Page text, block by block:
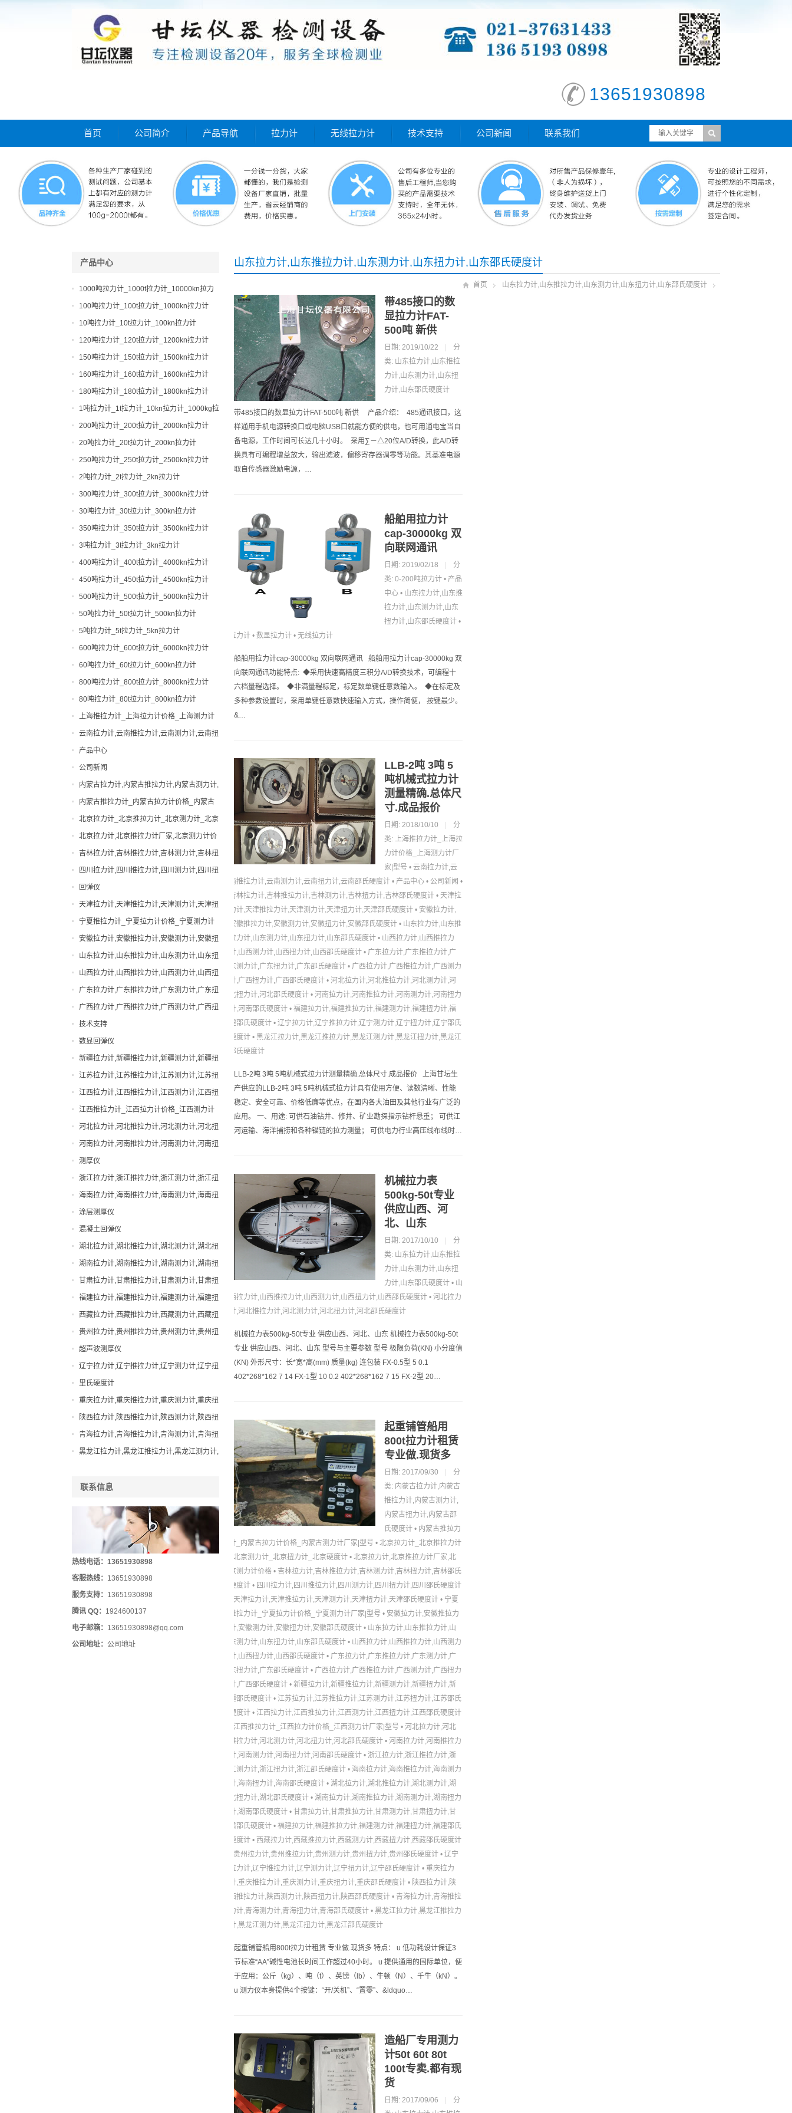
13651930898
首页 公司简介 产品导航 拉力计 无线拉力计 技术支持 公司新闻 联系我们
山东拉力计,山东推拉力计,山东测力计,山东扭力计,山东邵氏硬度计
首页 山东拉力计,山东推拉力计,山东测力计,山东扭力计,山东邵氏硬度计
带485接口的数
显拉力计FAT-
500吨 新供
日期: 2019/10/22 |
分
类: 山东拉力计,山东推拉
力计,山东测力计,山东扭
力计,山东邵氏硬度计
带485接口的数显拉力计FAT-500吨 新供 产品介绍： 485通讯接口，这
样通用手机电源转换口或电脑USB口就能方便的供电，也可用通电宝当自
备电源，工作时间可长达几十小时。 采用∑－△20位A/D转换，此A/D转
换具有可编程增益放大，输出滤波，偏移寄存器调零等功能。其基准电源
取自传感器激励电源，…
船舶用拉力计
cap-30000kg 双
向联网通讯
日期: 2019/02/18 |
分
类: 0-200吨拉力计 • 产品
中心 • 山东拉力计,山东推
拉力计,山东测力计,山东
扭力计,山东邵氏硬度计 •
拉力计 • 数显拉力计 • 无线拉力计
船舶用拉力计cap-30000kg 双向联网通讯 船舶用拉力计cap-30000kg 双
向联网通讯功能特点: ◆采用快速高精度三积分A/D转换技术，可编程十
六档量程选择。 ◆非满量程标定，标定数单键任意数输入。 ◆在标定及
多种参数设置时，采用单键任意数快速输入方式，操作简便， 按键最少。
&…
LLB-2吨 3吨 5
吨机械式拉力计
测量精确.总体尺
寸.成品报价
日期: 2018/10/10 |
分
类:
上海推拉力计_上海拉
力计价格_上海测力计厂
家|型号 • 云南拉力计,云
南推拉力计,云南测力计,云南扭力计,云南邵氏硬度计 • 产品中心 • 公司新闻 •
吉林拉力计,吉林推拉力计,吉林测力计,吉林扭力计,吉林邵氏硬度计 • 天津拉
力计,天津推拉力计,天津测力计,天津扭力计,天津邵氏硬度计 • 安徽拉力计,
安徽推拉力计,安徽测力计,安徽扭力计,安徽邵氏硬度计 • 山东拉力计,山东推
拉力计,山东测力计,山东扭力计,山东邵氏硬度计 • 山西拉力计,山西推拉力
计,山西测力计,山西扭力计,山西邵氏硬度计 • 广东拉力计,广东推拉力计,广
东测力计,广东扭力计,广东邵氏硬度计 • 广西拉力计,广西推拉力计,广西测力
计,广西扭力计,广西邵氏硬度计 • 河北拉力计,河北推拉力计,河北测力计,河
北扭力计,河北邵氏硬度计 • 河南拉力计,河南推拉力计,河南测力计,河南扭力
计,河南邵氏硬度计 • 福建拉力计,福建推拉力计,福建测力计,福建扭力计,福
建邵氏硬度计 • 辽宁拉力计,辽宁推拉力计,辽宁测力计,辽宁扭力计,辽宁邵氏
硬度计 • 黑龙江拉力计,黑龙江推拉力计,黑龙江测力计,黑龙江扭力计,黑龙江
邵氏硬度计
LLB-2吨 3吨 5吨机械式拉力计测量精确.总体尺寸.成品报价 上海甘坛生
产供应的LLB-2吨 3吨 5吨机械式拉力计具有使用方便、读数清晰、性能
稳定、安全可靠、价格低廉等优点，在国内各大油田及其他行业有广泛的
应用。 一、用途: 可供石油钻井、修井、矿业勘探指示钻杆悬重； 可供江
河运输、海洋捕捞和各种锚链的拉力测量； 可供电力行业高压线布线时…
机械拉力表
500kg-50t专业
供应山西、河
北、山东
日期: 2017/10/10 |
分
类: 山东拉力计,山东推拉
力计,山东测力计,山东扭
力计,山东邵氏硬度计 • 山
西拉力计,山西推拉力计,山西测力计,山西扭力计,山西邵氏硬度计 • 河北拉力
计,河北推拉力计,河北测力计,河北扭力计,河北邵氏硬度计
机械拉力表500kg-50t专业 供应山西、河北、山东 机械拉力表500kg-50t
专业 供应山西、河北、山东 型号与主要参数 型号 极限负荷(KN) 小分度值
(KN) 外形尺寸：长*宽*高(mm) 质量(kg) 连包装 FX-0.5型 5 0.1
402*268*162 7 14 FX-1型 10 0.2 402*268*162 7 15 FX-2型 20…
起重铺管船用
800t拉力计租赁
专业做.现货多
日期: 2017/09/30 |
分
类: 内蒙古拉力计,内蒙古
推拉力计,内蒙古测力计,
内蒙古扭力计,内蒙古邵
氏硬度计 • 内蒙古推拉力
计_内蒙古拉力计价格_内蒙古测力计厂家|型号 • 北京拉力计_北京推拉力计
_北京测力计_北京扭力计_北京硬度计 • 北京拉力计,北京推拉力计厂家,北
京测力计价格 • 吉林拉力计,吉林推拉力计,吉林测力计,吉林扭力计,吉林邵氏
硬度计 • 四川拉力计,四川推拉力计,四川测力计,四川扭力计,四川邵氏硬度计
天津拉力计,天津推拉力计,天津测力计,天津扭力计,天津邵氏硬度计 • 宁夏
推拉力计_宁夏拉力计价格_宁夏测力计厂家|型号 • 安徽拉力计,安徽推拉力
计,安徽测力计,安徽扭力计,安徽邵氏硬度计 • 山东拉力计,山东推拉力计,山
东测力计,山东扭力计,山东邵氏硬度计 • 山西拉力计,山西推拉力计,山西测力
计,山西扭力计,山西邵氏硬度计 • 广东拉力计,广东推拉力计,广东测力计,广
东扭力计,广东邵氏硬度计 • 广西拉力计,广西推拉力计,广西测力计,广西扭力
计,广西邵氏硬度计 • 新疆拉力计,新疆推拉力计,新疆测力计,新疆扭力计,新
疆邵氏硬度计 • 江苏拉力计,江苏推拉力计,江苏测力计,江苏扭力计,江苏邵氏
硬度计 • 江西拉力计,江西推拉力计,江西测力计,江西扭力计,江西邵氏硬度计
江西推拉力计_江西拉力计价格_江西测力计厂家|型号 • 河北拉力计,河北
推拉力计,河北测力计,河北扭力计,河北邵氏硬度计 • 河南拉力计,河南推拉力
计,河南测力计,河南扭力计,河南邵氏硬度计 • 浙江拉力计,浙江推拉力计,浙
江测力计,浙江扭力计,浙江邵氏硬度计 • 海南拉力计,海南推拉力计,海南测力
计,海南扭力计,海南邵氏硬度计 • 湖北拉力计,湖北推拉力计,湖北测力计,湖
北扭力计,湖北邵氏硬度计 • 湖南拉力计,湖南推拉力计,湖南测力计,湖南扭力
计,湖南邵氏硬度计 • 甘肃拉力计,甘肃推拉力计,甘肃测力计,甘肃扭力计,甘
肃邵氏硬度计 • 福建拉力计,福建推拉力计,福建测力计,福建扭力计,福建邵氏
硬度计 • 西藏拉力计,西藏推拉力计,西藏测力计,西藏扭力计,西藏邵氏硬度计
贵州拉力计,贵州推拉力计,贵州测力计,贵州扭力计,贵州邵氏硬度计 • 辽宁
拉力计,辽宁推拉力计,辽宁测力计,辽宁扭力计,辽宁邵氏硬度计 • 重庆拉力
计,重庆推拉力计,重庆测力计,重庆扭力计,重庆邵氏硬度计 • 陕西拉力计,陕
西推拉力计,陕西测力计,陕西扭力计,陕西邵氏硬度计 • 青海拉力计,青海推拉
力计,青海测力计,青海扭力计,青海邵氏硬度计 • 黑龙江拉力计,黑龙江推拉力
计,黑龙江测力计,黑龙江扭力计,黑龙江邵氏硬度计
起重铺管船用800t拉力计租赁 专业做.现货多 特点： u 低功耗设计保证3
节标准“AA”碱性电池长时间工作超过40小时。 u 提供通用的国际单位，便
于应用：公斤（kg）、吨（t）、英镑（lb）、牛顿（N）、千牛（kN）。
u 测力仪本身提供4个按键：“开/关机”、“置零”、&ldquo…
造船厂专用测力
计50t 60t 80t
100t专卖.都有现
货
日期: 2017/09/06 |
分
产品中心
1000吨拉力计_1000t拉力计_10000kn拉力
计
100吨拉力计_100t拉力计_1000kn拉力计
10吨拉力计_10t拉力计_100kn拉力计
120吨拉力计_120t拉力计_1200kn拉力计
150吨拉力计_150t拉力计_1500kn拉力计
160吨拉力计_160t拉力计_1600kn拉力计
180吨拉力计_180t拉力计_1800kn拉力计
1吨拉力计_1t拉力计_10kn拉力计_1000kg拉
力计
200吨拉力计_200t拉力计_2000kn拉力计
20吨拉力计_20t拉力计_200kn拉力计
250吨拉力计_250t拉力计_2500kn拉力计
2吨拉力计_2t拉力计_2kn拉力计
300吨拉力计_300t拉力计_3000kn拉力计
30吨拉力计_30t拉力计_300kn拉力计
350吨拉力计_350t拉力计_3500kn拉力计
3吨拉力计_3t拉力计_3kn拉力计
400吨拉力计_400t拉力计_4000kn拉力计
450吨拉力计_450t拉力计_4500kn拉力计
500吨拉力计_500t拉力计_5000kn拉力计
50吨拉力计_50t拉力计_500kn拉力计
5吨拉力计_5t拉力计_5kn拉力计
600吨拉力计_600t拉力计_6000kn拉力计
60吨拉力计_60t拉力计_600kn拉力计
800吨拉力计_800t拉力计_8000kn拉力计
80吨拉力计_80t拉力计_800kn拉力计
上海推拉力计_上海拉力计价格_上海测力计
厂家|型号
云南拉力计,云南推拉力计,云南测力计,云南扭
力计,云南邵氏硬度计
产品中心
0-200吨拉力计
0-200吨测力计
出租拉力计,上海拉力计出租,拉力计租赁,船
用拉力计出租
张力计
弹簧扭力试验机
弹簧试验机
手动拉力试验机
扭力计
拉力计
指针拉力计
指针推拉力计
数显拉力计
数显推拉力计
无线拉力计
无线测力计
机械式拉力计
橡胶硬度计
测力计
瓶盖扭力计
电动拉力试验机
电批扭力计
直视拉力计
直视测力计
邵氏硬度计
公司新闻
便携式硬度计
内蒙古拉力计,内蒙古推拉力计,内蒙古测力计,
内蒙古扭力计,内蒙古邵氏硬度计
内蒙古推拉力计_内蒙古拉力计价格_内蒙古
测力计厂家|型号
北京拉力计_北京推拉力计_北京测力计_北京
扭力计_北京硬度计
北京拉力计,北京推拉力计厂家,北京测力计价
格
吉林拉力计,吉林推拉力计,吉林测力计,吉林扭
力计,吉林邵氏硬度计
四川拉力计,四川推拉力计,四川测力计,四川扭
力计,四川邵氏硬度计
回弹仪
天津拉力计,天津推拉力计,天津测力计,天津扭
力计,天津邵氏硬度计
宁夏推拉力计_宁夏拉力计价格_宁夏测力计
厂家|型号
安徽拉力计,安徽推拉力计,安徽测力计,安徽扭
力计,安徽邵氏硬度计
山东拉力计,山东推拉力计,山东测力计,山东扭
力计,山东邵氏硬度计
山西拉力计,山西推拉力计,山西测力计,山西扭
力计,山西邵氏硬度计
广东拉力计,广东推拉力计,广东测力计,广东扭
力计,广东邵氏硬度计
广西拉力计,广西推拉力计,广西测力计,广西扭
力计,广西邵氏硬度计
技术支持
数显回弹仪
新疆拉力计,新疆推拉力计,新疆测力计,新疆扭
力计,新疆邵氏硬度计
江苏拉力计,江苏推拉力计,江苏测力计,江苏扭
力计,江苏邵氏硬度计
江西拉力计,江西推拉力计,江西测力计,江西扭
力计,江西邵氏硬度计
江西推拉力计_江西拉力计价格_江西测力计
厂家|型号
河北拉力计,河北推拉力计,河北测力计,河北扭
力计,河北邵氏硬度计
河南拉力计,河南推拉力计,河南测力计,河南扭
力计,河南邵氏硬度计
测厚仪
浙江拉力计,浙江推拉力计,浙江测力计,浙江扭
力计,浙江邵氏硬度计
海南拉力计,海南推拉力计,海南测力计,海南扭
力计,海南邵氏硬度计
涂层测厚仪
混凝土回弹仪
湖北拉力计,湖北推拉力计,湖北测力计,湖北扭
力计,湖北邵氏硬度计
湖南拉力计,湖南推拉力计,湖南测力计,湖南扭
力计,湖南邵氏硬度计
甘肃拉力计,甘肃推拉力计,甘肃测力计,甘肃扭
力计,甘肃邵氏硬度计
福建拉力计,福建推拉力计,福建测力计,福建扭
力计,福建邵氏硬度计
西藏拉力计,西藏推拉力计,西藏测力计,西藏扭
力计,西藏邵氏硬度计
贵州拉力计,贵州推拉力计,贵州测力计,贵州扭
力计,贵州邵氏硬度计
超声波测厚仪
辽宁拉力计,辽宁推拉力计,辽宁测力计,辽宁扭
力计,辽宁邵氏硬度计
里氏硬度计
重庆拉力计,重庆推拉力计,重庆测力计,重庆扭
力计,重庆邵氏硬度计
陕西拉力计,陕西推拉力计,陕西测力计,陕西扭
力计,陕西邵氏硬度计
青海拉力计,青海推拉力计,青海测力计,青海扭
力计,青海邵氏硬度计
黑龙江拉力计,黑龙江推拉力计,黑龙江测力计,
联系信息
热线电话：13651930898
客服热线： 13651930898
服务支持： 13651930898
腾讯 QQ： 1924600137
电子邮箱： 13651930898@qq.com
公司地址： 公司地址